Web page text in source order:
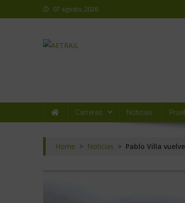
07 agosto, 2026
Carreras Noticias
Home > Noticias > Pablo Villa